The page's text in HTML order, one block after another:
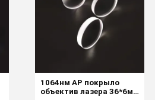
Е Фабрики
1064нм АР покрыло
объектив лазера 36*6мм